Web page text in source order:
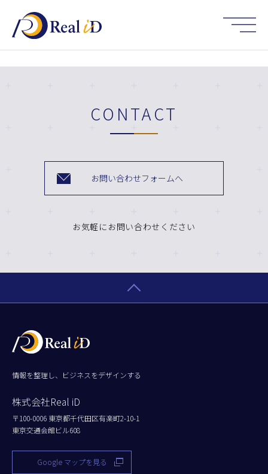
CONTACT
お問い合わせフォームへ
お気軽にお問い合わせください
情報を整理し、ビジネスをデザインする
株式会社Real iD
〒100-0006 東京都千代田区有楽町2-10-1
東京交通会館ビル608
Google マップを見る